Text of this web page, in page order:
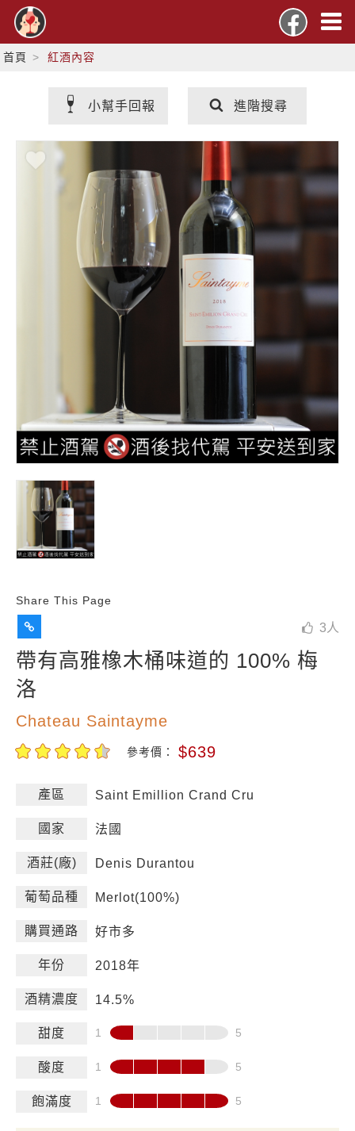
首頁 紅酒內容
小幫手回報 進階搜尋
Share This Page
3 人
帶有高雅橡木桶味道的 100% 梅
洛
Chateau Saintayme
參考價： $639
產區 Saint Emillion Crand Cru
國家 法國
酒莊(廠) Denis Durantou
葡萄品種 Merlot(100%)
購買通路 好市多
年份 2018年
酒精濃度 14.5%
甜度
酸度
飽滿度